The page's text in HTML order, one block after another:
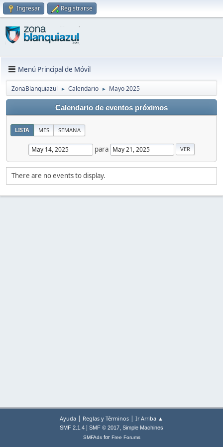
Ingresar Registrarse
Menú Principal de Móvil
ZonaBlanquiazul ► Calendario ► Mayo 2025
Calendario de eventos próximos
LISTA MES SEMANA
para
There are no events to display.
Ayuda | Reglas y Términos | Ir Arriba ▲
SMF 2.1.4 SMF © 2017, Simple Machines
SMFAdsfor Free Forums